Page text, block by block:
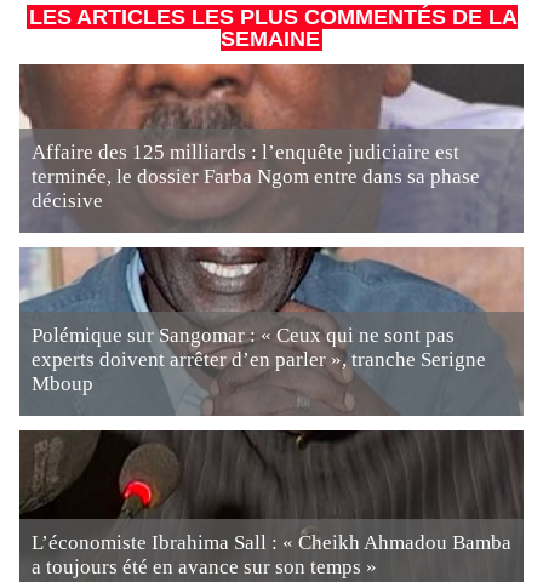
LES ARTICLES LES PLUS COMMENTÉS DE LA
SEMAINE
Affaire des 125 milliards : l’enquête judiciaire est
terminée, le dossier Farba Ngom entre dans sa phase
décisive
Polémique sur Sangomar : « Ceux qui ne sont pas
experts doivent arrêter d’en parler », tranche Serigne
Mboup
L’économiste Ibrahima Sall : « Cheikh Ahmadou Bamba
a toujours été en avance sur son temps »